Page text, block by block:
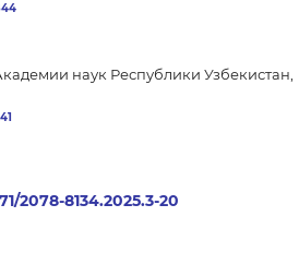
наук Республики Узбекистан,
2078-8134.2025.3-20